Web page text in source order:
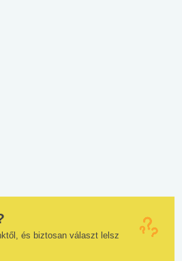
és biztosan választ lelsz